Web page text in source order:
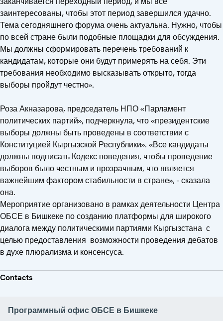
заинтересованы, чтобы этот период завершился удачно.
Тема сегодняшнего форума очень актуальна. Нужно, чтобы
по всей стране были подобные площадки для обсуждения.
Мы должны сформировать перечень требований к
кандидатам, которые они будут примерять на себя. Эти
требования необходимо высказывать открыто, тогда
выборы пройдут честно».
Роза Акназарова, председатель НПО «Парламент
политических партий», подчеркнула, что «президентские
выборы должны быть проведены в соответствии с
Конституцией Кыргызской Республики». «Все кандидаты
должны подписать Кодекс поведения, чтобы проведение
выборов было честным и прозрачным, что является
важнейшим фактором стабильности в стране», - сказала
она.
Мероприятие организовано в рамках деятельности Центра
ОБСЕ в Бишкеке по созданию платформы для широкого
диалога между политическими партиями Кыргызстана с
целью предоставления возможности проведения дебатов
в духе плюрализма и консенсуса.
Contacts
Программный офис ОБСЕ в Бишкеке